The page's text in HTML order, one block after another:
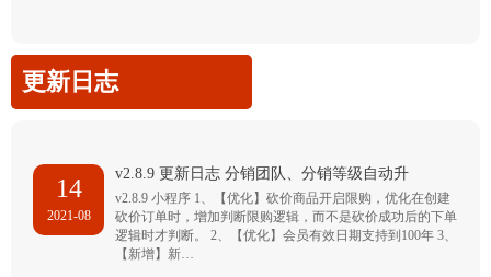
更新日志
14
2021-08
v2.8.9 更新日志 分销团队、分销等级自动升
v2.8.9 小程序 1、【优化】砍价商品开启限购，优化在创建
砍价订单时，增加判断限购逻辑，而不是砍价成功后的下单
逻辑时才判断。 2、【优化】会员有效日期支持到100年 3、
【新增】新…